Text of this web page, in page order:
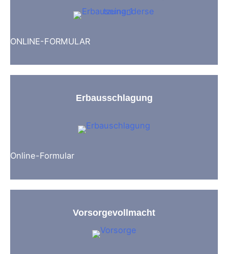
ONLINE-FORMULAR
Erbausschlagung
Online-Formular
Vorsorgevollmacht